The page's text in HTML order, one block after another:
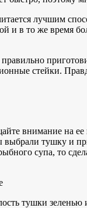
лучшим
и в то же время
стейки.
внимание на
выбрали тушку и
супа, то
тушки зеленью